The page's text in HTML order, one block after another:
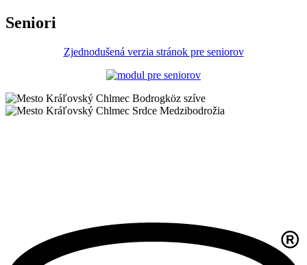
Seniori
Zjednodušená verzia stránok pre seniorov
Bodrogköz szíve
Srdce Medzibodrožia